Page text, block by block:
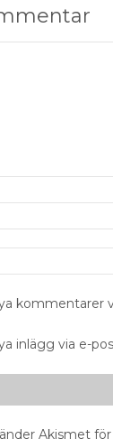
kommentarer
inlägg via e-
Akismet